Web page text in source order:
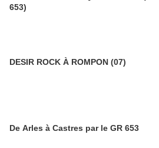
653)
DESIR ROCK À ROMPON (07)
De Arles à Castres par le GR 653